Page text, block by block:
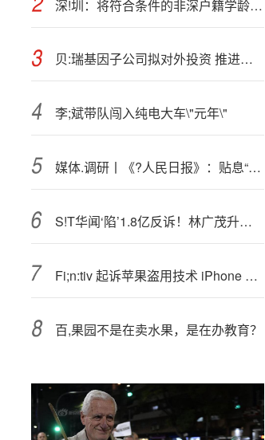
深!圳：将符合条件的非深户籍学龄前儿童纳入居民医保范围
贝:瑞基因子公司拟对外投资 推进新生儿及儿童基因病一体化检测服务
李;斌带队闯入纯电大车\"元年\"
媒体.调研丨《?人民日报》：贴息“红包”撬动消费潜能
S!T华闻‘陷’1.8亿反诉！林广茂升级诉求：拒还5000万+索赔1.3亿，案件提级至海口中院
Fi;n:tiv 起诉苹果盗用技术 iPhone 15闻声价比老人机刷新记录！
百,果园不是在卖水果，是在办教育？